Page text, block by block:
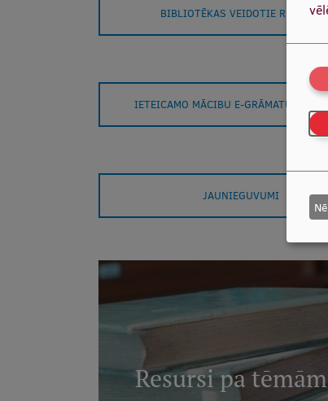
BIBLIOTĒKAS VEIDOTIE RESURSI
IETEICAMO MĀCIBU E-GRĀMATU
JAUNIEGUVUMI
Resursi pa tēmām